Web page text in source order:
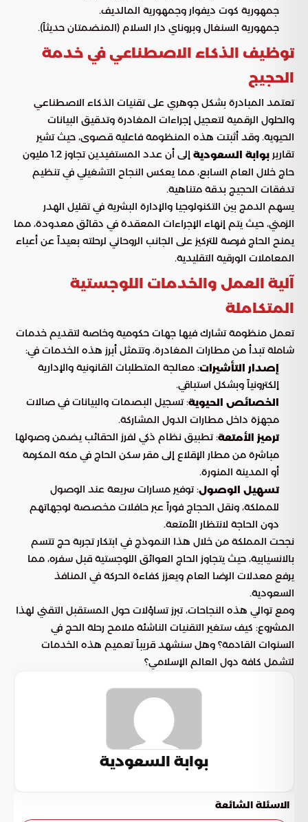
جمهورية كوت ديفوار وجمهورية المالديف.
جمهورية السنغال وبروناي دار السلام (المنضمتان حديثاً).
توظيف الذكاء الاصطناعي في خدمة
الحجيج
تعتمد المبادرة بشكل جوهري على تقنيات الذكاء الاصطناعي
والحلول الرقمية لتعجيل إجراءات المغادرة وتدقيق البيانات
الحيوية. وقد أثبتت هذه المنظومة فاعلية قصوى، حيث تشير
تقارير بوابة السعودية
إلى أن عدد المستفيدين تجاوز 1.2 مليون
حاج خلال العام السابع، مما يعكس النجاح التشغيلي في تنظيم
تدفقات الحجيج بدقة متناهية.
يسهم الدمج بين التكنولوجيا والإدارة البشرية في تقليل الهدر
الزمني، حيث يتم إنهاء الإجراءات المعقدة في دقائق معدودة، مما
يمنح الحاج فرصة للتركيز على الجانب الروحاني لرحلته بعيداً عن أعباء
المعاملات الورقية التقليدية.
آلية العمل والخدمات اللوجستية
المتكاملة
تعمل منظومة تشارك فيها جهات حكومية وخاصة لتقديم خدمات
شاملة تبدأ من مطارات المغادرة، وتتمثل أبرز هذه الخدمات في:
إصدار التأشيرات: معالجة المتطلبات القانونية والإدارية
إلكترونياً وبشكل استباقي.
الخصائص الحيوية: تسجيل البصمات والبيانات في صالات
مجهزة داخل مطارات الدول المشاركة.
ترميز الأمتعة: تطبيق نظام ذكي لفرز الحقائب يضمن وصولها
مباشرة من مطار الإقلاع إلى مقر سكن الحاج في مكة المكرمة
أو المدينة المنورة.
تسهيل الوصول: توفير مسارات سريعة عند الوصول
للمملكة، ونقل الحجاج فوراً عبر حافلات مخصصة لوجهاتهم
دون الحاجة لانتظار الأمتعة.
نجحت المملكة من خلال هذا النموذج في ابتكار تجربة حج تتسم
بالانسيابية، حيث يتجاوز الحاج العوائق اللوجستية قبل سفره، مما
يرفع معدلات الرضا العام ويعزز كفاءة الحركة في المنافذ
السعودية.
ومع توالي هذه النجاحات، تبرز تساؤلات حول المستقبل التقني لهذا
المشروع: كيف ستغير التقنيات الناشئة ملامح رحلة الحج في
السنوات القادمة؟ وهل سنشهد قريباً تعميم هذه الخدمات
لتشمل كافة دول العالم الإسلامي؟
بوابة السعودية
الاسئلة الشائعة